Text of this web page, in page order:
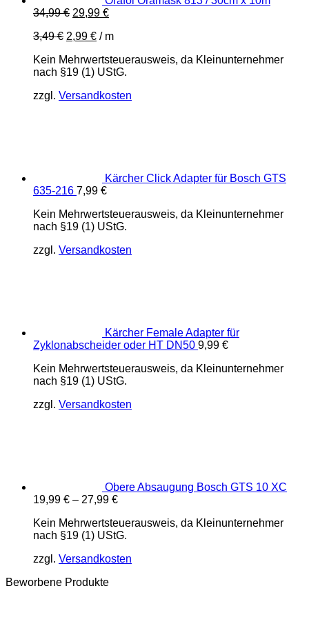
34,99€ Ursprünglicher
war:
29,99 €Aktueller
ist:
3,49€ 2,99 € / m
Kein Mehrwertsteuerausweis, da Kleinunternehmer
nach §19 (1) UStG.
zzgl. Versandkosten
Kärcher Click Adapter für Bosch GTS
635-216 7,99 €
Kein Mehrwertsteuerausweis, da Kleinunternehmer
nach §19 (1) UStG.
zzgl. Versandkosten
Kärcher Female Adapter für
Zyklonabscheider oder HT DN50 9,99 €
Kein Mehrwertsteuerausweis, da Kleinunternehmer
nach §19 (1) UStG.
zzgl. Versandkosten
Obere Absaugung Bosch GTS 10 XC
19,99 € – 27,99 €
Kein Mehrwertsteuerausweis, da Kleinunternehmer
nach §19 (1) UStG.
zzgl. Versandkosten
Beworbene Produkte